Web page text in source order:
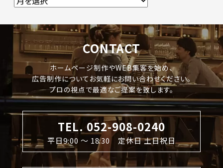
CONTACT
ホームページ制作やWEB集客を始め、
広告制作についてお気軽にお問い合わせください。
プロの視点で最適なご提案を致します。
TEL. 052-908-0240
平日9:00 〜 18:30 定休日 土日祝日